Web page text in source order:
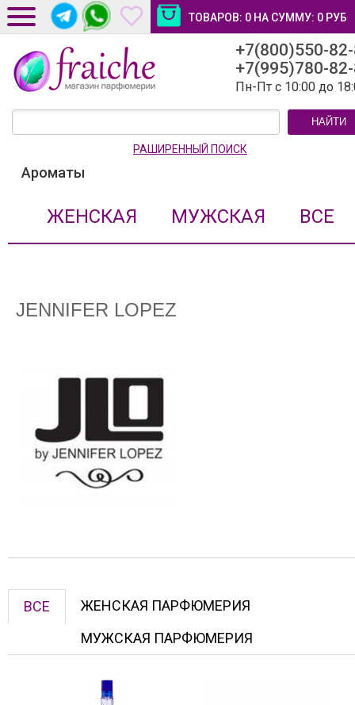
ТОВАРОВ: 0 НА СУММУ: 0 РУБ
ДОСТАВКА И ОПЛАТА
НОВОСТИ И СТАТЬИ
+7(800)550-
+7(995)780-
Пн-Пт с 10:00 до
НАЙТИ
РАШИРЕННЫЙ ПОИСК
Ароматы
ЖЕНСКАЯ МУЖСКАЯ ВСЕ
JENNIFER LOPEZ
ВСЕ
ЖЕНСКАЯ ПАРФЮМЕРИЯ
МУЖСКАЯ ПАРФЮМЕРИЯ